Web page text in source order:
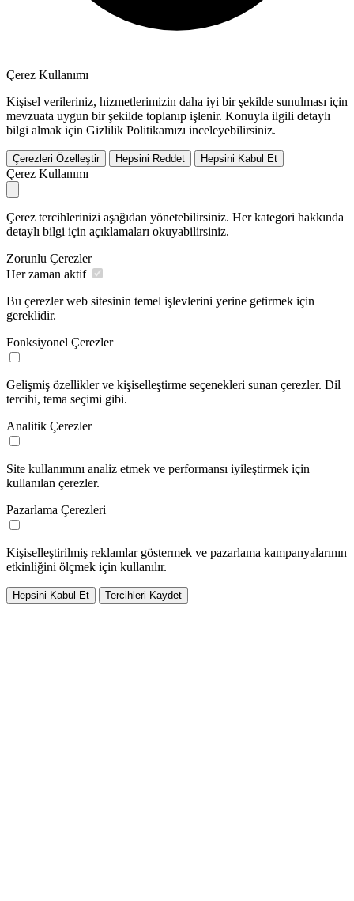
Çerez Kullanımı
Kişisel verileriniz, hizmetlerimizin daha iyi bir şekilde sunulması için
mevzuata uygun bir şekilde toplanıp işlenir. Konuyla ilgili detaylı
bilgi almak için Gizlilik Politikamızı inceleyebilirsiniz.
Çerezleri Özelleştir Hepsini Reddet Hepsini Kabul Et
Çerez Kullanımı
Çerez tercihlerinizi aşağıdan yönetebilirsiniz. Her kategori hakkında
detaylı bilgi için açıklamaları okuyabilirsiniz.
Zorunlu Çerezler
Her zaman aktif
Bu çerezler web sitesinin temel işlevlerini yerine getirmek için
gereklidir.
Fonksiyonel Çerezler
Gelişmiş özellikler ve kişiselleştirme seçenekleri sunan çerezler. Dil
tercihi, tema seçimi gibi.
Analitik Çerezler
Site kullanımını analiz etmek ve performansı iyileştirmek için
kullanılan çerezler.
Pazarlama Çerezleri
Kişiselleştirilmiş reklamlar göstermek ve pazarlama kampanyalarının
etkinliğini ölçmek için kullanılır.
Hepsini Kabul Et Tercihleri Kaydet